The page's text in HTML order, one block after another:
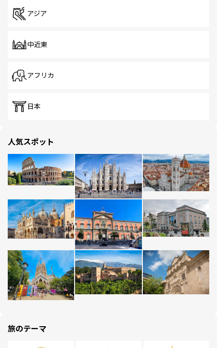
アジア
中近東
アフリカ
日本
人気スポット
旅のテーマ